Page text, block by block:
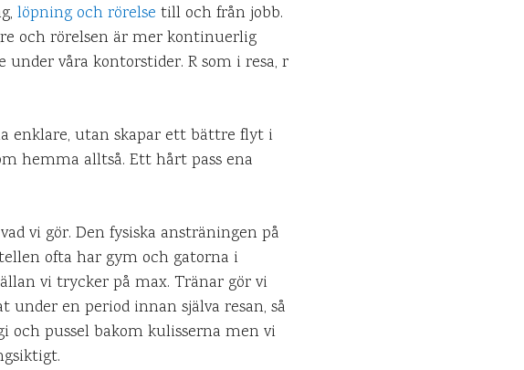
löpning och rörelse till och från jobb.
och rörelsen är mer kontinuerlig
våra kontorstider. R som i resa, r
enklare, utan skapar ett bättre flyt i
hemma alltså. Ett hårt pass ena
vi gör. Den fysiska ansträningen på
ofta har gym och gatorna i
vi trycker på max. Tränar gör vi
under en period innan själva resan, så
pussel bakom kulisserna men vi